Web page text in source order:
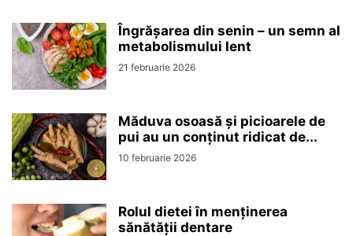
Îngrășarea din senin – un semn al
metabolismului lent
21 februarie 2026
Măduva osoasă și picioarele de
pui au un conținut ridicat de...
10 februarie 2026
Rolul dietei în menținerea
sănătății dentare